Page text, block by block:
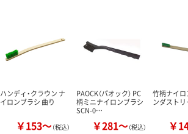
ハンディ・クラウン ナ
イロンブラシ 曲り
￥153～（税込）
PAOCK（パオック） PC
柄ミニナイロンブラシ
SCN-0…
￥281～（税込）
竹柄ナイ
ンダスト
￥